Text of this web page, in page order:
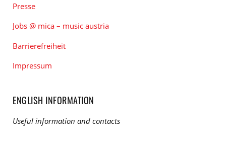
Presse
Jobs @ mica – music austria
Barrierefreiheit
Impressum
ENGLISH INFORMATION
Useful information and contacts